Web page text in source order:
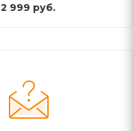
2 999 руб.